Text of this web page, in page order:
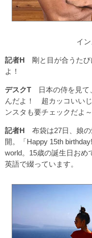
イ
記者H 剛と目が合うたび
よ！
デスクT 日本の侍を見て
んだよ！ 超カッコいい
ンスタも要チェックだよ～
記者H 布袋は27日、娘の
開。「Happy 15th
world。15歳の誕生日おめ
英語で綴っています。